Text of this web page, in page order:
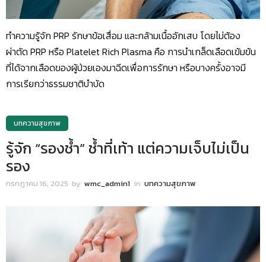
ทำความรู้จัก PRP รักษาข้อเสื่อม และกล้ามเนื้ออักเสบ โดยไม่ต้อง
ผ่าตัด PRP หรือ Platelet Rich Plasma คือ การนำเกล็ดเลือดเข้มข้น
ที่ได้จากเลือดของผู้ป่วยเองมาฉีดเพื่อการรักษา หรือบางครั้งอาจมี
การเรียกว่าธรรมชาติบำบัด
บทความสุขภาพ
รู้จัก “รองช้ำ” ช้ำที่เท้า แต่ความเจ็บไม่เป็น
รอง
กรกฎาคม 16, 2025 by wmc_admin1 in บทความสุขภาพ